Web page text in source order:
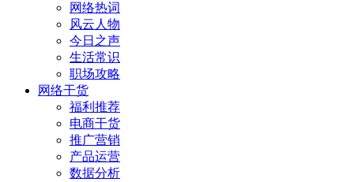
网络热词
风云人物
今日之声
生活常识
职场攻略
网络干货
福利推荐
电商干货
推广营销
产品运营
数据分析